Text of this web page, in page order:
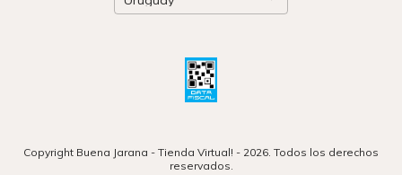
Copyright Buena Jarana - Tienda Virtual! - 2026. Todos los derechos
reservados.